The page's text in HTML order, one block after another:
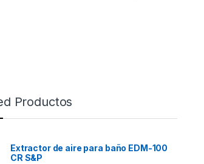
Productos
Extractor de aire para baño EDM-100
CR S&P